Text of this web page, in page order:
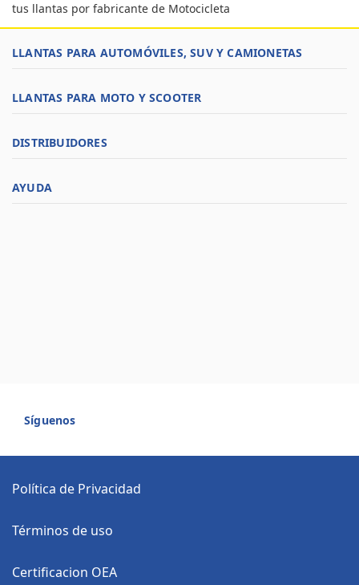
tus llantas por fabricante de Motocicleta
LLANTAS PARA AUTOMÓVILES, SUV Y CAMIONETAS
LLANTAS PARA MOTO Y SCOOTER
DISTRIBUIDORES
AYUDA
Síguenos
Política de Privacidad
Términos de uso
Certificacion OEA